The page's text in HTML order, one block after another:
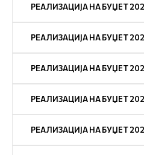
РЕАЛИЗАЦИЈА НА БУЏЕТ
РЕАЛИЗАЦИЈА НА БУЏЕТ
РЕАЛИЗАЦИЈА НА БУЏЕТ
РЕАЛИЗАЦИЈА НА БУЏЕТ
РЕАЛИЗАЦИЈА НА БУЏЕТ